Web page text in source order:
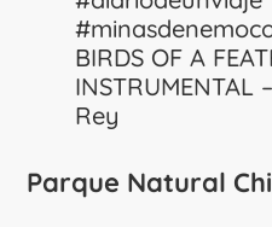
BIRDS OF A
INSTRUMENTAL
Rey
Parque Natural